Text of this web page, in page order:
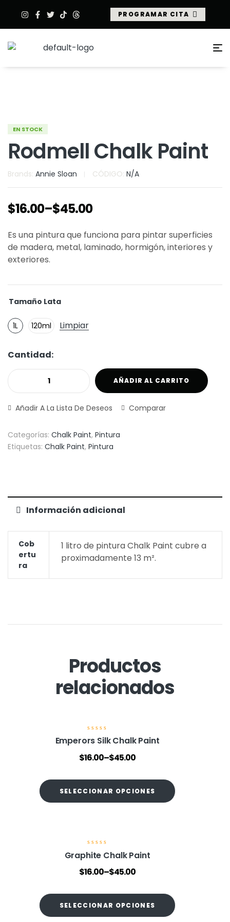
PROGRAMAR CITA
EN STOCK
Rodmell Chalk Paint
Brands: Annie Sloan CÓDIGO: N/A
$16.00–$45.00
Es una pintura que funciona para pintar superficies
de madera, metal, laminado, hormigón, interiores y
exteriores.
Tamaño Lata
1L 120ml Limpiar
Cantidad:
AÑADIR AL CARRITO
Añadir A La Lista De Deseos Comparar
Categorías: Chalk Paint, Pintura
Etiquetas: Chalk Paint, Pintura
Información adicional
Cob
Ertu
Ra
1 litro de pintura Chalk Paint cubre a
proximadamente 13 m².
Productos
relacionados
a
o
d
o
e
n
Emperors Silk Chalk Paint
$16.00–$45.00
SELECCIONAR OPCIONES
V
a
o
d
o
e
n
Graphite Chalk Paint
$16.00–$45.00
SELECCIONAR OPCIONES